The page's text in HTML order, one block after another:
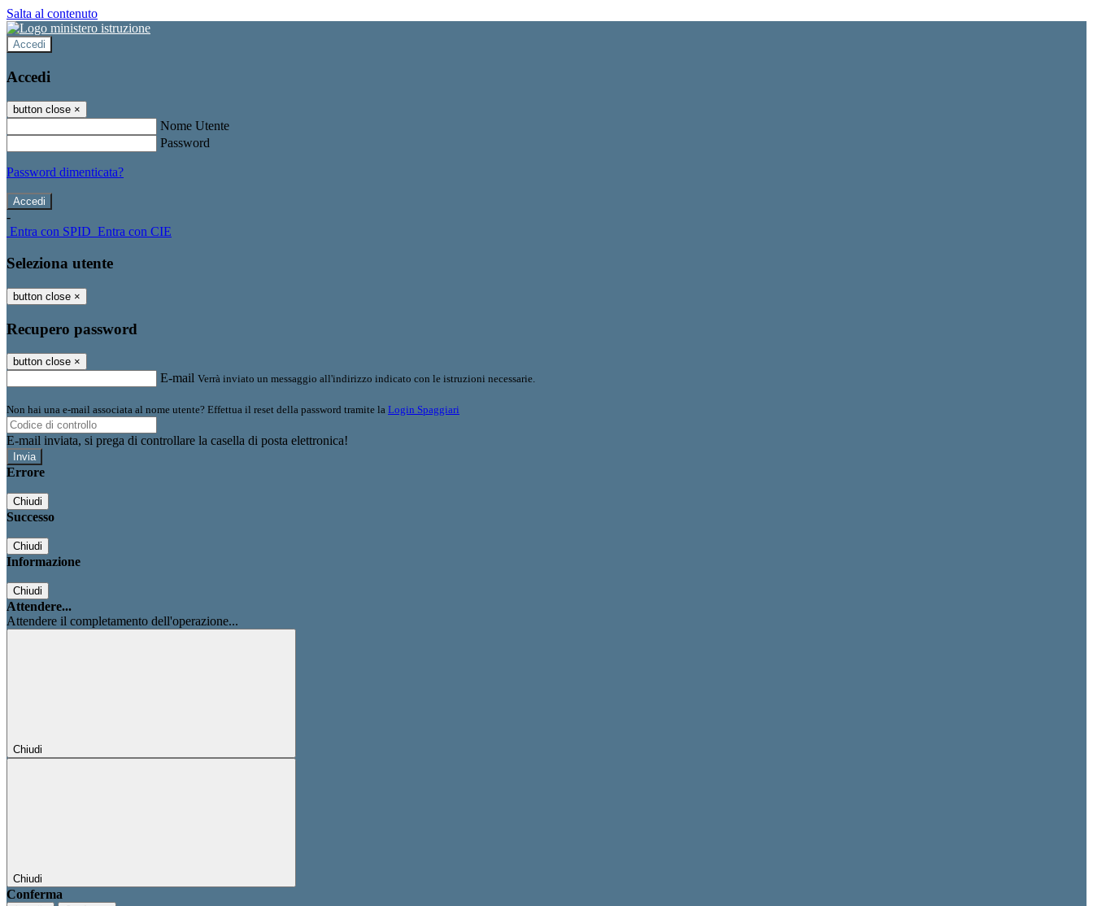
Salta al contenuto
Accedi
Accedi
button close ×
Nome Utente
Password
Password dimenticata?
-
Entra con SPID Entra con CIE
Seleziona utente
button close ×
Recupero password
button close ×
E-mail Verrà inviato un messaggio all'indirizzo indicato con le istruzioni necessarie.
Non hai una e-mail associata al nome utente? Effettua il reset della password tramite la Login Spaggiari
E-mail inviata, si prega di controllare la casella di posta elettronica!
Errore
Chiudi
Successo
Chiudi
Informazione
Chiudi
Attendere...
Attendere il completamento dell'operazione...
Chiudi
Chiudi
Conferma